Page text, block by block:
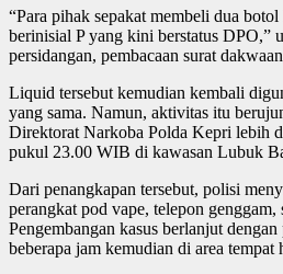
“Para pihak sepakat membeli dua
berinisial P yang kini berstatus DPO,”
persidangan, pembacaan surat
Liquid tersebut kemudian kembali
yang sama. Namun, aktivitas itu
Direktorat Narkoba Polda Kepri lebih
pukul 23.00 WIB di kawasan Lubuk
Dari penangkapan tersebut, polisi
perangkat pod vape, telepon genggam,
Pengembangan kasus berlanjut
beberapa jam kemudian di area tempat